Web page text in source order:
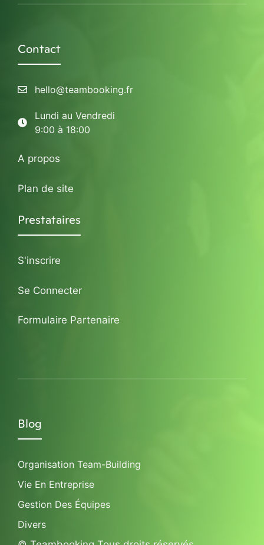
Contact
hello@teambooking.fr
Lundi au Vendredi
9:00 à 18:00
A propos
Plan de site
Prestataires
S'inscrire
Se Connecter
Formulaire Partenaire
Blog
Organisation Team-Building
Vie En Entreprise
Gestion Des Équipes
Divers